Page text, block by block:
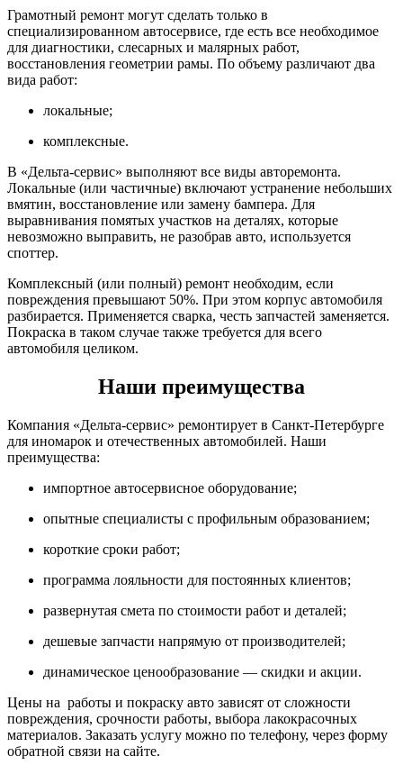
Грамотный ремонт могут сделать только в
специализированном автосервисе, где есть все необходимое
для диагностики, слесарных и малярных работ,
восстановления геометрии рамы. По объему различают два
вида работ:
локальные;
комплексные.
В «Дельта-сервис» выполняют все виды авторемонта.
Локальные (или частичные) включают устранение небольших
вмятин, восстановление или замену бампера. Для
выравнивания помятых участков на деталях, которые
невозможно выправить, не разобрав авто, используется
споттер.
Комплексный (или полный) ремонт необходим, если
повреждения превышают 50%. При этом корпус автомобиля
разбирается. Применяется сварка, честь запчастей заменяется.
Покраска в таком случае также требуется для всего
автомобиля целиком.
Наши преимущества
Компания «Дельта-сервис» ремонтирует в Санкт-Петербурге
для иномарок и отечественных автомобилей. Наши
преимущества:
импортное автосервисное оборудование;
опытные специалисты с профильным образованием;
короткие сроки работ;
программа лояльности для постоянных клиентов;
развернутая смета по стоимости работ и деталей;
дешевые запчасти напрямую от производителей;
динамическое ценообразование — скидки и акции.
Цены на работы и покраску авто зависят от сложности
повреждения, срочности работы, выбора лакокрасочных
материалов. Заказать услугу можно по телефону, через форму
обратной связи на сайте.